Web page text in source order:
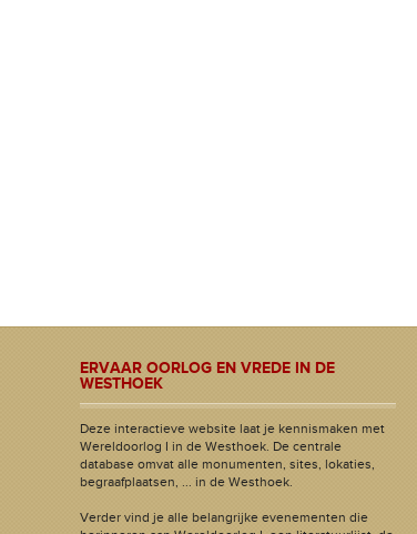
ERVAAR OORLOG EN VREDE IN DE
WESTHOEK
Deze interactieve website laat je kennismaken met
Wereldoorlog I in de Westhoek. De centrale
database omvat alle monumenten, sites, lokaties,
begraafplaatsen, ... in de Westhoek.
Verder vind je alle belangrijke evenementen die